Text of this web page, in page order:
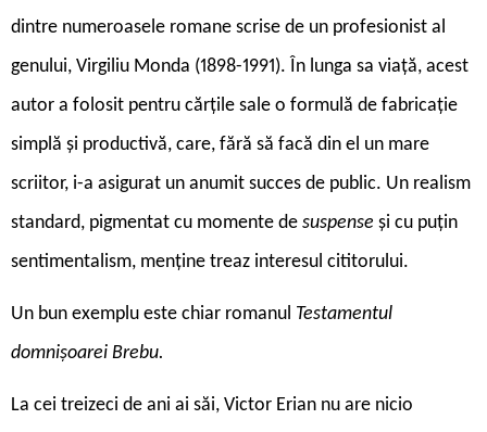
dintre numeroasele romane scrise de un profesionist al
genului, Virgiliu Monda (1898-1991). În lunga sa viață, acest
autor a folosit pentru cărțile sale o formulă de fabricație
simplă și productivă, care, fără să facă din el un mare
scriitor, i-a asigurat un anumit succes de public. Un realism
standard, pigmentat cu momente de suspense și cu puțin
sentimentalism, menține treaz interesul cititorului.
Un bun exemplu este chiar romanul Testamentul
domnișoarei Brebu.
La cei treizeci de ani ai săi, Victor Erian nu are nicio